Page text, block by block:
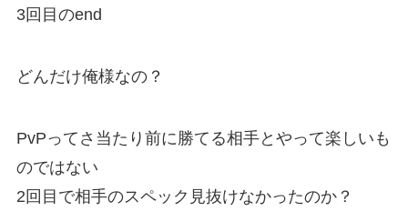
3回目のend
どんだけ俺様なの？
PvPってさ当たり前に勝てる相手とやって楽しいも
のではない
2回目で相手のスペック見抜けなかったのか？